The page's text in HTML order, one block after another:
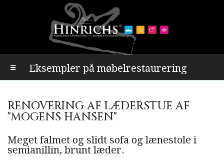
Eksempler på møbelrestaurering
RENOVERING AF LÆDERSTUE AF
"MOGENS HANSEN"
Meget falmet og slidt sofa og lænestole i
semianillin, brunt læder.